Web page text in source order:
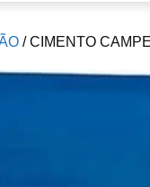
/ CIMENTO